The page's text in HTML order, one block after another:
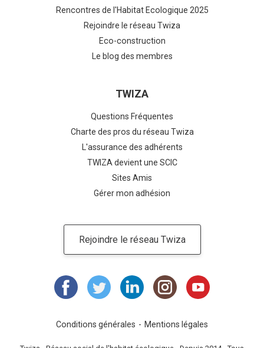
Rencontres de l'Habitat Ecologique 2025
Rejoindre le réseau Twiza
Eco-construction
Le blog des membres
TWIZA
Questions Fréquentes
Charte des pros du réseau Twiza
L'assurance des adhérents
TWIZA devient une SCIC
Sites Amis
Gérer mon adhésion
Rejoindre le réseau Twiza
Conditions générales Mentions légales